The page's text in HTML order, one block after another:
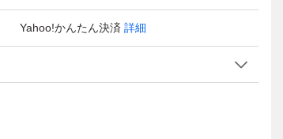
Yahoo!かんたん決済 詳細